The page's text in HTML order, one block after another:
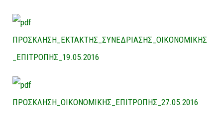
ΠΡΟΣΚΛΗΣΗ_ΕΚΤΑΚΤΗΣ_ΣΥΝΕΔΡΙΑΣΗΣ_ΟΙΚΟΝΟΜΙΚΗΣ
_ΕΠΙΤΡΟΠΗΣ_19.05.2016
ΠΡΟΣΚΛΗΣΗ_ΟΙΚΟΝΟΜΙΚΗΣ_ΕΠΙΤΡΟΠΗΣ_27.05.2016